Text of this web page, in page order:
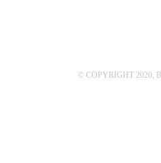
© COPYRIGHT 2020,